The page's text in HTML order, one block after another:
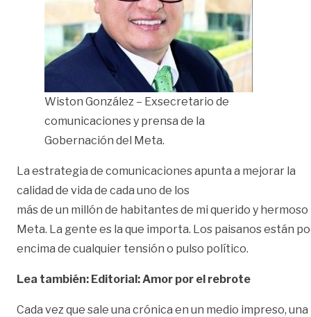
Wiston González – Exsecretario de
comunicaciones y prensa de la
Gobernación del Meta.
La estrategia de comunicaciones apunta a mejorar la
calidad de vida de cada uno de los
más de un millón de habitantes de mi querido y hermoso
Meta. La gente es la que importa. Los paisanos están
encima de cualquier tensión o pulso político.
Lea también: Editorial: Amor por el rebrote
Cada vez que sale una crónica en un medio impreso, una